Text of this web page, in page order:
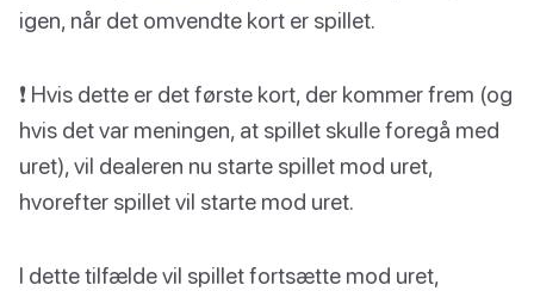
igen, når det omvendte kort er spillet.
❗️ Hvis dette er det første kort, der kommer frem (og
hvis det var meningen, at spillet skulle foregå med
uret), vil dealeren nu starte spillet mod uret,
hvorefter spillet vil starte mod uret.
I dette tilfælde vil spillet fortsætte mod uret,